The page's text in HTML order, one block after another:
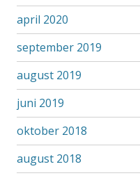
april 2020
september 2019
august 2019
juni 2019
oktober 2018
august 2018